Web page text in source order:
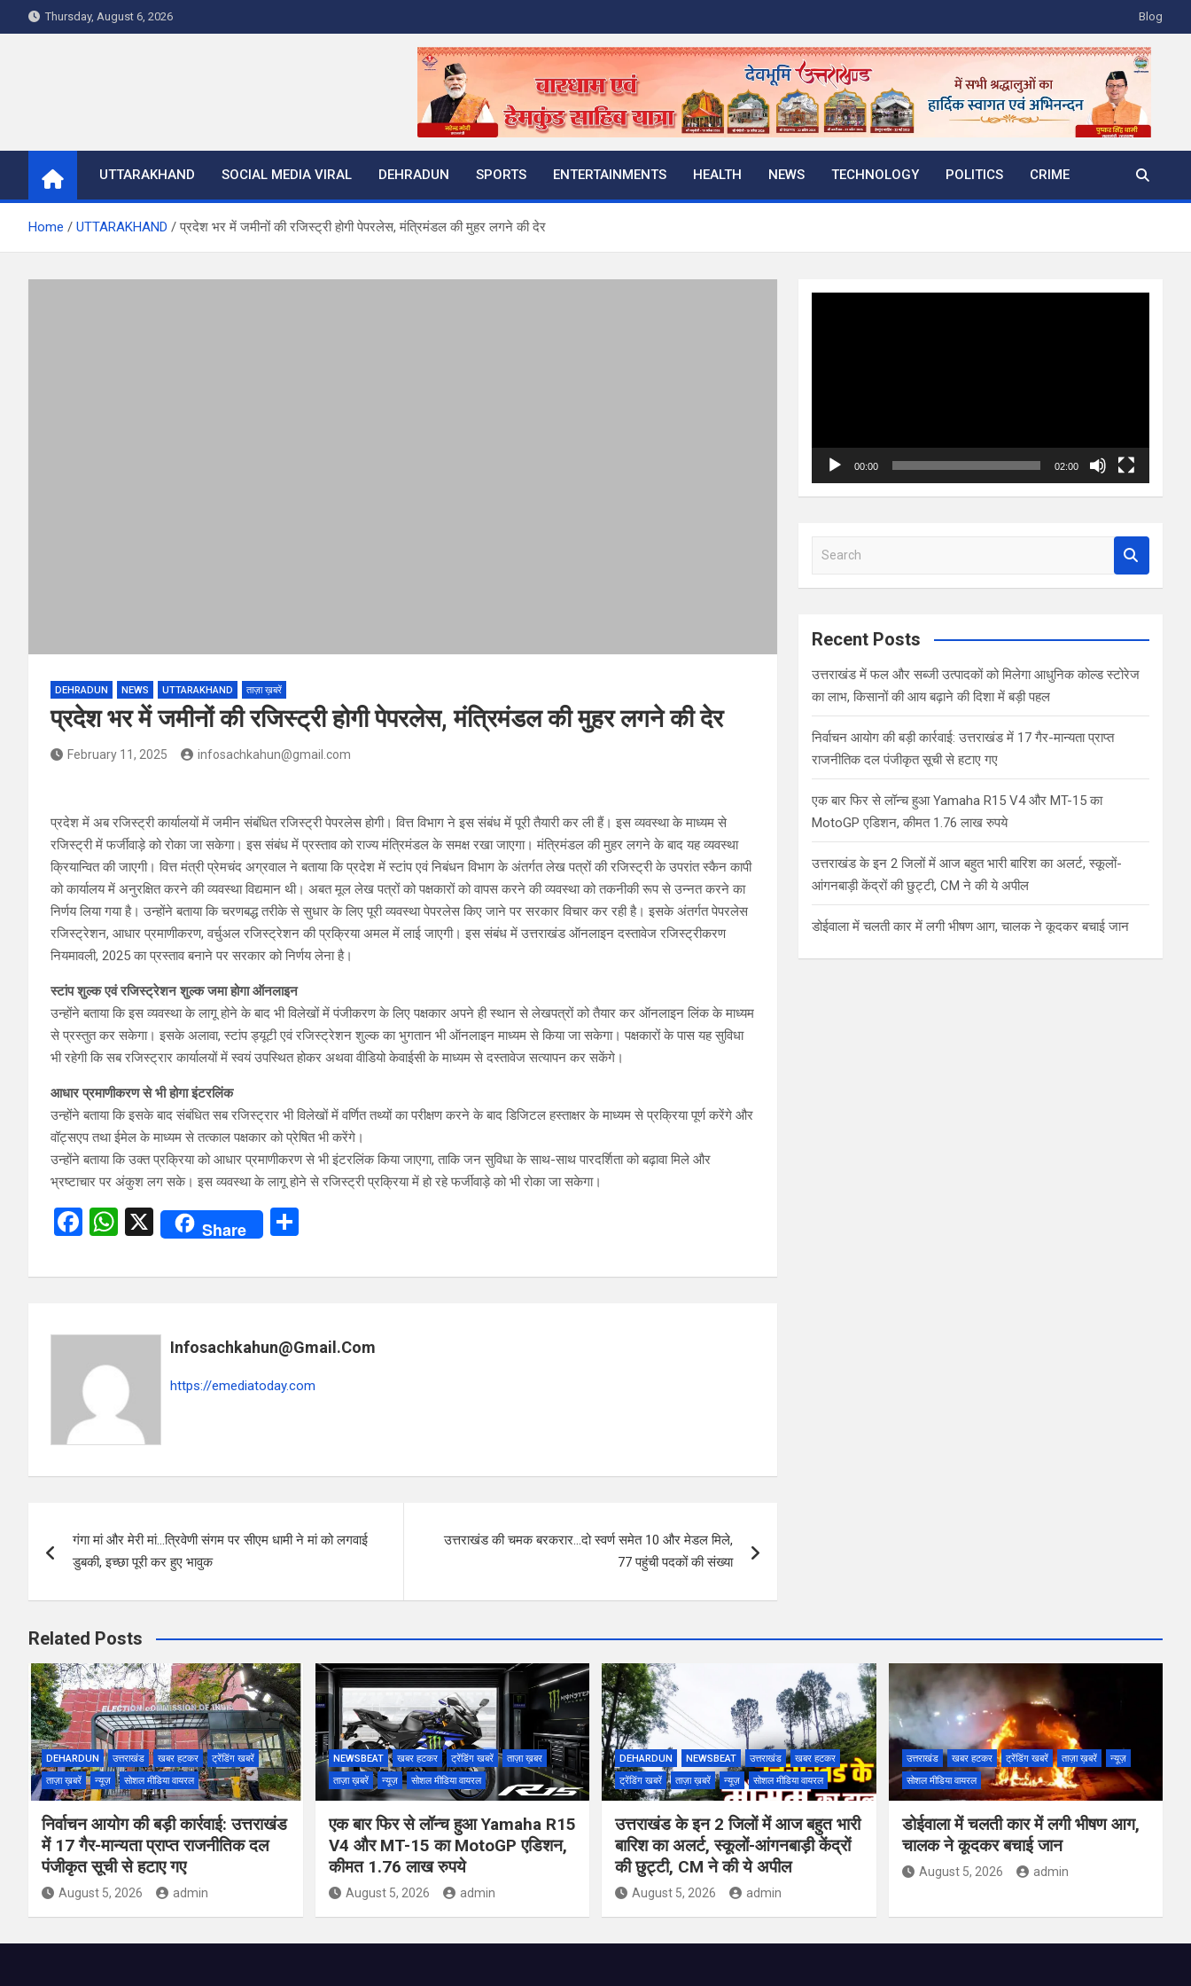
to
Thursday, August 6, 2026 Blog
UTTARAKHAND SOCIAL MEDIA VIRAL DEHRADUN SPORTS ENTERTAINMENTS HEALTH NEWS TECHNOLOGY POLITICS CRIME
Home UTTARAKHAND प्रदेश भर में जमीनों की रजिस्ट्री होगी पेपरलेस, मंत्रिमंडल की मुहर लगने की देर
DEHRADUN NEWS UTTARAKHAND ताज़ा ख़बरें
प्रदेश भर में जमीनों की रजिस्ट्री होगी पेपरलेस, मंत्रिमंडल की मुहर लगने की देर
February 11, 2025 infosachkahun@gmail.com
प्रदेश में अब रजिस्ट्री कार्यालयों में जमीन संबंधित रजिस्ट्री पेपरलेस होगी। वित्त विभाग ने इस संबंध में पूरी तैयारी कर ली हैं। इस व्यवस्था के माध्यम से
रजिस्ट्री में फर्जीवाड़े को रोका जा सकेगा। इस संबंध में प्रस्ताव को राज्य मंत्रिमंडल के समक्ष रखा जाएगा। मंत्रिमंडल की मुहर लगने के बाद यह व्यवस्था
क्रियान्वित की जाएगी। वित्त मंत्री प्रेमचंद अग्रवाल ने बताया कि प्रदेश में स्टांप एवं निबंधन विभाग के अंतर्गत लेख पत्रों की रजिस्ट्री के उपरांत स्कैन कापी
को कार्यालय में अनुरक्षित करने की व्यवस्था विद्यमान थी। अबत मूल लेख पत्रों को पक्षकारों को वापस करने की व्यवस्था को तकनीकी रूप से उन्नत करने का
निर्णय लिया गया है। उन्होंने बताया कि चरणबद्ध तरीके से सुधार के लिए पूरी व्यवस्था पेपरलेस किए जाने पर सरकार विचार कर रही है। इसके अंतर्गत पेपरलेस
रजिस्ट्रेशन, आधार प्रमाणीकरण, वर्चुअल रजिस्ट्रेशन की प्रक्रिया अमल में लाई जाएगी। इस संबंध में उत्तराखंड ऑनलाइन दस्तावेज रजिस्ट्रीकरण
नियमावली, 2025 का प्रस्ताव बनाने पर सरकार को निर्णय लेना है।
स्टांप शुल्क एवं रजिस्ट्रेशन शुल्क जमा होगा ऑनलाइन
उन्होंने बताया कि इस व्यवस्था के लागू होने के बाद भी विलेखों में पंजीकरण के लिए पक्षकार अपने ही स्थान से लेखपत्रों को तैयार कर ऑनलाइन लिंक के माध्यम
से प्रस्तुत कर सकेगा। इसके अलावा, स्टांप ड्यूटी एवं रजिस्ट्रेशन शुल्क का भुगतान भी ऑनलाइन माध्यम से किया जा सकेगा। पक्षकारों के पास यह सुविधा
भी रहेगी कि सब रजिस्ट्रार कार्यालयों में स्वयं उपस्थित होकर अथवा वीडियो केवाईसी के माध्यम से दस्तावेज सत्यापन कर सकेंगे।
आधार प्रमाणीकरण से भी होगा इंटरलिंक
उन्होंने बताया कि इसके बाद संबंधित सब रजिस्ट्रार भी विलेखों में वर्णित तथ्यों का परीक्षण करने के बाद डिजिटल हस्ताक्षर के माध्यम से प्रक्रिया पूर्ण करेंगे और
वॉट्सएप तथा ईमेल के माध्यम से तत्काल पक्षकार को प्रेषित भी करेंगे।
उन्होंने बताया कि उक्त प्रक्रिया को आधार प्रमाणीकरण से भी इंटरलिंक किया जाएगा, ताकि जन सुविधा के साथ-साथ पारदर्शिता को बढ़ावा मिले और
भ्रष्टाचार पर अंकुश लग सके। इस व्यवस्था के लागू होने से रजिस्ट्री प्रक्रिया में हो रहे फर्जीवाड़े को भी रोका जा सकेगा।
F
ce
o
o
k
W
at
A
p
p
X Share
ar
Infosachkahun@gmail.com
https://emediatoday.com
navigation
गंगा मां और मेरी मां…त्रिवेणी संगम पर सीएम धामी ने मां को लगवाई
डुबकी, इच्छा पूरी कर हुए भावुक
उत्तराखंड की चमक बरकरार…दो स्वर्ण समेत 10 और मेडल मिले,
77 पहुंची पदकों की संख्या
00:00 02:00
a
c
Recent Posts
उत्तराखंड में फल और सब्जी उत्पादकों को मिलेगा आधुनिक कोल्ड स्टोरेज
का लाभ, किसानों की आय बढ़ाने की दिशा में बड़ी पहल
निर्वाचन आयोग की बड़ी कार्रवाई: उत्तराखंड में 17 गैर-मान्यता प्राप्त
राजनीतिक दल पंजीकृत सूची से हटाए गए
एक बार फिर से लॉन्च हुआ Yamaha R15 V4 और MT-15 का
MotoGP एडिशन, कीमत 1.76 लाख रुपये
उत्तराखंड के इन 2 जिलों में आज बहुत भारी बारिश का अलर्ट, स्कूलों-
आंगनबाड़ी केंद्रों की छुट्टी, CM ने की ये अपील
डोईवाला में चलती कार में लगी भीषण आग, चालक ने कूदकर बचाई जान
Related Posts
DEHARDUN उत्तराखंड खबर हटकर
ट्रेंडिंग खबरें
ताज़ा ख़बरें
न्यूज़ सोशल मीडिया वायरल
निर्वाचन आयोग की बड़ी कार्रवाई: उत्तराखंड
में 17 गैर-मान्यता प्राप्त राजनीतिक दल
पंजीकृत सूची से हटाए गए
August 5, 2026 admin
NEWSBEAT खबर हटकर ट्रेंडिंग खबरें
ताज़ा ख़बर
ताज़ा ख़बरें
न्यूज़ सोशल मीडिया वायरल
एक बार फिर से लॉन्च हुआ Yamaha R15
V4 और MT-15 का MotoGP एडिशन,
कीमत 1.76 लाख रुपये
August 5, 2026 admin
DEHARDUN NEWSBEAT उत्तराखंड
खबर हटकर
ट्रेंडिंग खबरें
ताज़ा ख़बरें न्यूज़ सोशल मीडिया वायरल
उत्तराखंड के इन 2 जिलों में आज बहुत भारी
बारिश का अलर्ट, स्कूलों-आंगनबाड़ी केंद्रों
की छुट्टी, CM ने की ये अपील
August 5, 2026 admin
उत्तराखंड खबर हटकर ट्रेंडिंग खबरें ताज़ा ख़बरें
न्यूज़
सोशल मीडिया वायरल
डोईवाला में चलती कार में लगी भीषण आग,
चालक ने कूदकर बचाई जान
August 5, 2026 admin